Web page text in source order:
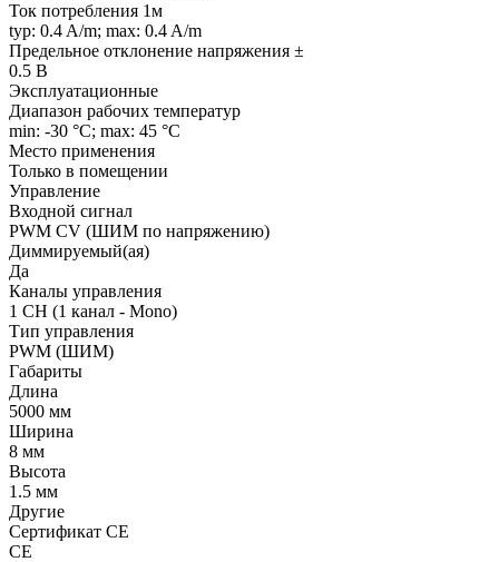
Ток потребления 1м
typ: 0.4 A/m; max: 0.4 A/m
Предельное отклонение напряжения ±
0.5 В
Эксплуатационные
Диапазон рабочих температур
min: -30 °C; max: 45 °C
Место применения
Только в помещении
Управление
Входной сигнал
PWM СV (ШИМ по напряжению)
Диммируемый(ая)
Да
Каналы управления
1 CH (1 канал - Mono)
Тип управления
PWM (ШИМ)
Габариты
Длина
5000 мм
Ширина
8 мм
Высота
1.5 мм
Другие
Сертификат CE
CE